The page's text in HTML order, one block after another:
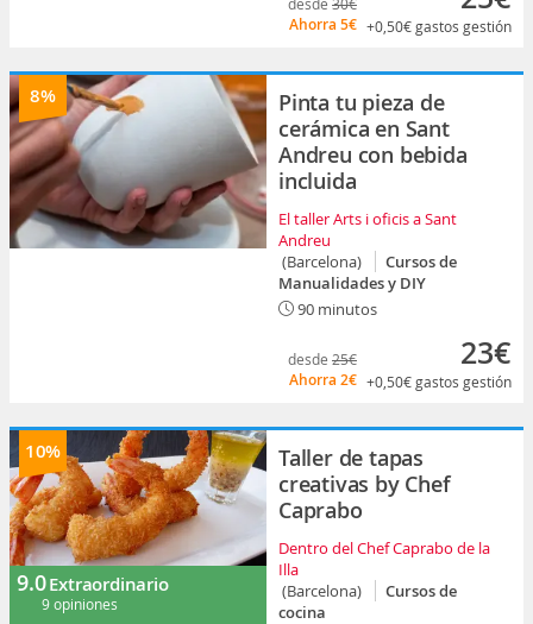
Ahorra 5€ +0,50€gastos gestión
8%
Pinta tu pieza de
cerámica en Sant
Andreu con bebida
incluida
El taller Arts i oficis a Sant
Andreu
(Barcelona)
Cursos de
Manualidades y DIY
90 minutos
desde 25€
Ahorra 2€
23€
+0,50€gastos gestión
10%
9.0Extraordinario
9 opiniones
Taller de tapas
creativas by Chef
Caprabo
Dentro del Chef Caprabo de la
Illa
(Barcelona)
Cursos de
cocina